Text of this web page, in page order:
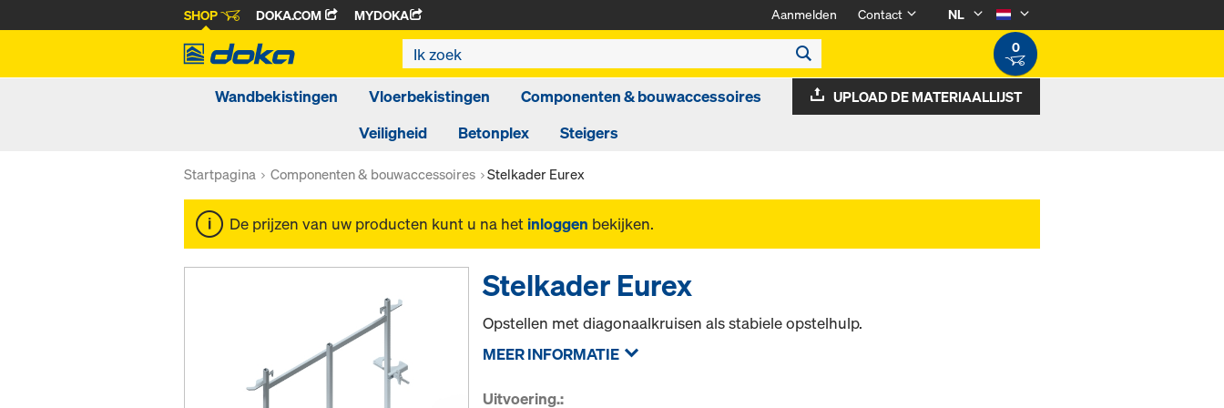
SHOP DOKA.COM MYDOKA Aanmelden Contact
NL
0
Wandbekistingen Vloerbekistingen
Componenten & bouwaccessoires
Veiligheid
Betonplex Steigers
UPLOAD DE MATERIAALLIJST
Startpagina Componenten & bouwaccessoires Stelkader Eurex
De prijzen van uw producten kunt u na het inloggen bekijken.
Stelkader Eurex
Opstellen met diagonaalkruisen als stabiele opstelhulp.
MEER INFORMATIE
Uitvoering.: